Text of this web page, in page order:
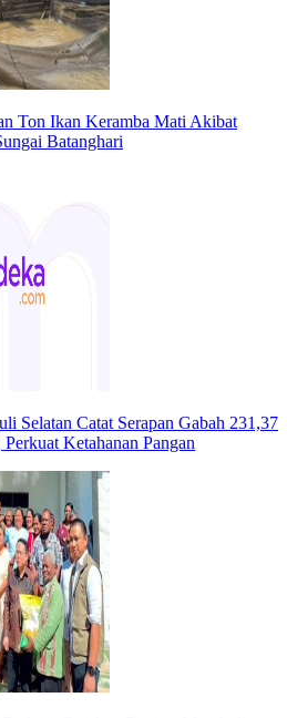
Ton Ikan Keramba Mati Akibat
Batanghari
Selatan Catat Serapan Gabah 231,37
Ketahanan Pangan